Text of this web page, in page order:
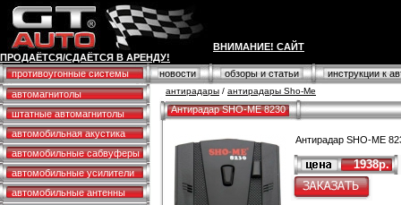
ВНИМАНИЕ! САЙТ
ПРОДАЁТСЯ/СДАЁТСЯ В АРЕНДУ!
противоугонные системы
новости обзоры и статьи
инструкции к
автомагнитолы
штатные автомагнитолы
автомобильная акустика
автомобильные сабвуферы
автомобильные усилители
автомобильные антенны
антирадары / антирадары Sho-Me
Антирадар SHO-ME 8230
Антирадар SHO-ME
1938р.